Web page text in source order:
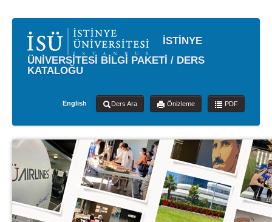
İSTİNYE
ÜNİVERSİTESİ BİLGİ PAKETİ / DERS
KATALOĞU
English Ders Ara Önizleme PDF